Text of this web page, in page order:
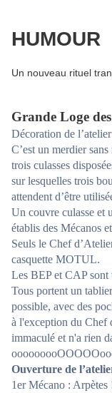
HUMOUR
Un nouveau rituel
Grande Loge
Décoration de
C’est un merdier
trois culasses
sur lesquelles trois
attendent d’être
Un couvre culasse et
établis des Mécanos
Seuls le Chef
casquette MOTUL.
Les BEP et CAP sont
Tous portent un
possible, avec des
à l'exception du Chef
immaculé et n'a rien
Ouverture de
1er Mécano : Arpètes